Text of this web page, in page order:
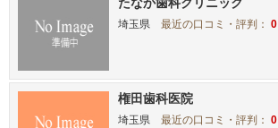
埼玉県 最近の口コミ・評判：0
権田歯科医院
埼玉県 最近の口コミ・評判：0